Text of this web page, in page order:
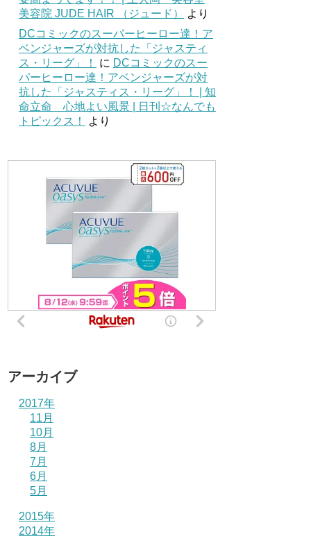
美容院 JUDE HAIR （ジュード）
より
DCコミックのスーパーヒーロー達！ア
ベンジャーズが対抗した「ジャスティ
ス・リーグ」！
に DCコミックのスー
パーヒーロー達！アベンジャーズが対
抗した「ジャスティス・リーグ」！ | 知
命立命 心地よい風景 | 日刊☆なんでも
トピックス！
より
アーカイブ
2017年
11月
10月
8月
7月
6月
5月
2015年
2014年